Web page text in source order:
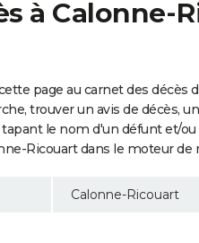
à Calonne-
page au carnet des décès
trouver un avis de décès,
le nom d'un défunt et/
Ricouart dans le moteur de